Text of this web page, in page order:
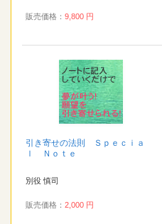
販売価格： 9,800 円
引き寄せの法則 Ｓｐｅｃｉａ
ｌ Ｎｏｔｅ
別役 慎司
販売価格： 2,000 円